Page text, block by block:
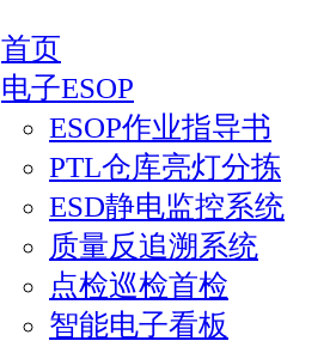
首页
电子ESOP
ESOP作业指导书
PTL仓库亮灯分拣
ESD静电监控系统
质量反追溯系统
点检巡检首检
智能电子看板